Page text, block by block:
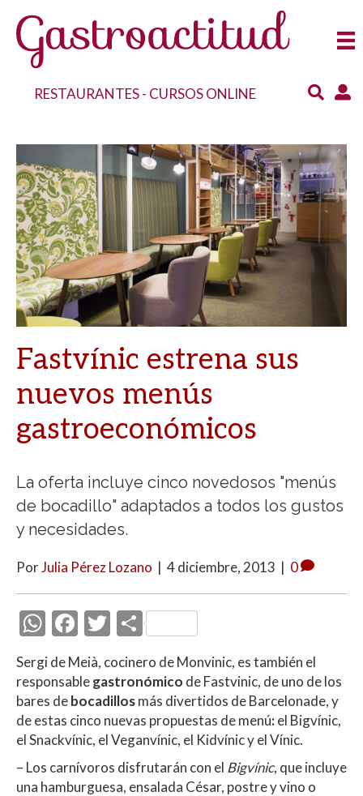
RESTAURANTES- CURSOS ONLINE
Fastvínic estrena sus
nuevos menús
gastroeconómicos
La oferta incluye cinco novedosos "menús
de bocadillo" adaptados a todos los gustos
y necesidades.
PorJulia Pérez Lozano | 4 diciembre, 2013 | 0
W
h
at
s
A
p
p
F
ac
e
b
o
o
k
T
w
itt
er
C
m
p
ar
ti
r
Sergi de Meià, cocinero de Monvinic, es también el
responsablegastronómico de Fastvinic, de uno de los
bares debocadillosmás divertidos de Barcelonade, y
de estas cinco nuevas propuestas de menú:el Bigvínic,
el Snackvínic, el Veganvínic, el Kidvínic y el Vínic.
– Los carnívoros disfrutarán con el Bigvínic, que incluye
una hamburguesa, ensalada César, postre y vino o